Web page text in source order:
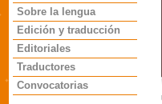
Sobre la lengua
Edición y traducción
Editoriales
Traductores
Convocatorias